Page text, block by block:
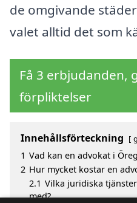
de omgivande
valet alltid det som
Få 3 erbjudanden,
förpliktelser
Innehållsförteckning
1 Vad kan en advokat i
2 Hur mycket kostar en
2.1 Vilka juridiska
med?